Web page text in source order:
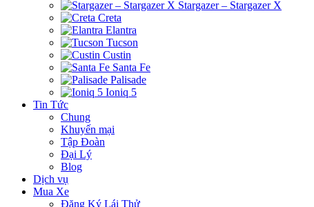
Stargazer – Stargazer X
Creta
Elantra
Tucson
Custin
Santa Fe
Palisade
Ioniq 5
Tin Tức
Chung
Khuyến mại
Tập Đoàn
Đại Lý
Blog
Dịch vụ
Mua Xe
Đăng Ký Lái Thử